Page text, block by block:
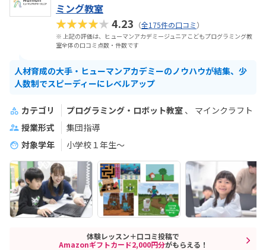
ミング教室
★★★★★4.23 （全175件の口コミ）
※ 上記の評価は、ヒューマンアカデミージュニアこどもプログラミング教
室全体の口コミ点数・件数です
人材育成の大手・ヒューマンアカデミーのノウハウが結集、少
人数制でスピーディーにレベルアップ
カテゴリ プログラミング・ロボット教室
マインクラフト
授業形式
集団指導
対象学年
小学校１年生〜
体験レッスン＋口コミ投稿で
Amazonギフトカード2,000円分がもらえる！